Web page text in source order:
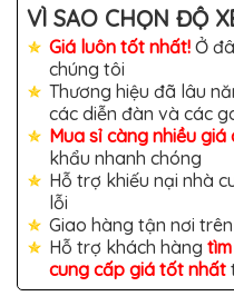
ĐỒ
CHƠI
Ô
TÔ
ĐỒ
CHƠI
XE
HƠI
MỚI
NHẤT
ĐỒ
CHƠI
XE
HƠI
CAO
VÌ SAO CHỌN ĐỘ
Giá luôn tốt nhất! Ở
chúng tôi
Thương hiệu đã lâu
các diễn đàn và các
Mua sỉ càng nhiều giá
khẩu nhanh chóng
Hỗ trợ khiếu nại nhà
lỗi
Giao hàng tận nơi
Hỗ trợ khách hàng
cung cấp giá tốt nhất